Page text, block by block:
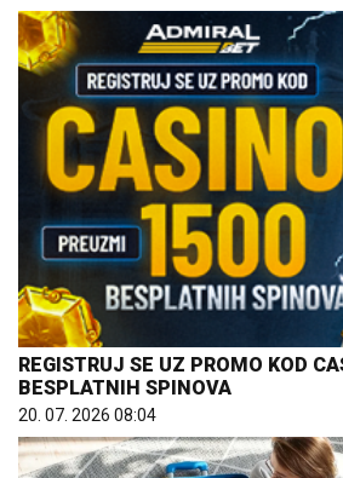
REGISTRUJ SE UZ PROMO KOD
BESPLATNIH SPINOVA
20. 07. 2026 08:04